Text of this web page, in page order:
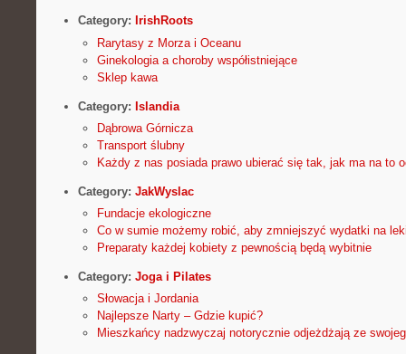
Category: IrishRoots
Rarytasy z Morza i Oceanu
Ginekologia a choroby współistniejące
Sklep kawa
Category: Islandia
Dąbrowa Górnicza
Transport ślubny
Każdy z nas posiada prawo ubierać się tak, jak ma na to
Category: JakWyslac
Fundacje ekologiczne
Co w sumie możemy robić, aby zmniejszyć wydatki na
Preparaty każdej kobiety z pewnością będą wybitnie
Category: Joga i Pilates
Słowacja i Jordania
Najlepsze Narty – Gdzie kupić?
Mieszkańcy nadzwyczaj notorycznie odjeżdżają ze